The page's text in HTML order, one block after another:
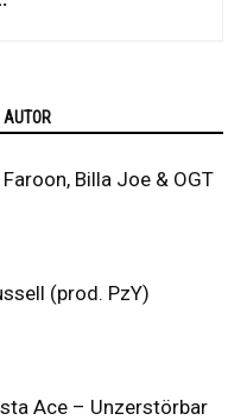
AUTOR
Billa Joe & OGT
(prod. PzY)
Ace – Unzerstörbar